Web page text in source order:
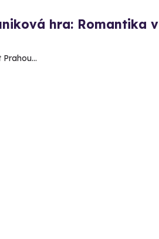
hra: Romantika v